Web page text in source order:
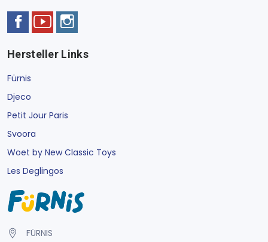
Hersteller Links
Fürnis
Djeco
Petit Jour Paris
Svoora
Woet by New Classic Toys
Les Deglingos
FÜRNIS